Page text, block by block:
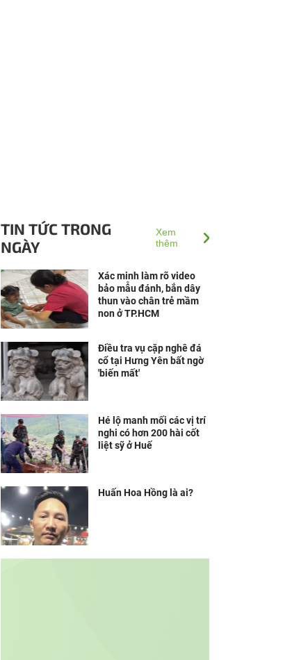
TIN TỨC TRONG
NGÀY
Xem
thêm
Xác minh làm rõ video
bảo mẫu đánh, bắn dây
thun vào chân trẻ mầm
non ở TP.HCM
Điều tra vụ cặp nghê đá
cổ tại Hưng Yên bất ngờ
'biến mất'
Hé lộ manh mối các vị trí
nghi có hơn 200 hài cốt
liệt sỹ ở Huế
Huấn Hoa Hồng là ai?